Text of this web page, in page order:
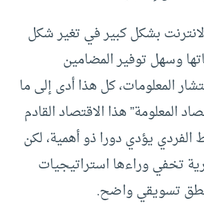
بشكل كبير في تغير شكل
وسهل توفير المضامين
المعلومات، كل هذا أدى إلى ما
المعلومة” هذا الاقتصاد القادم
الفردي يؤدي دورا ذو أهمية، لكن
تخفي وراءها استراتيجيات
تسويقي واضح.